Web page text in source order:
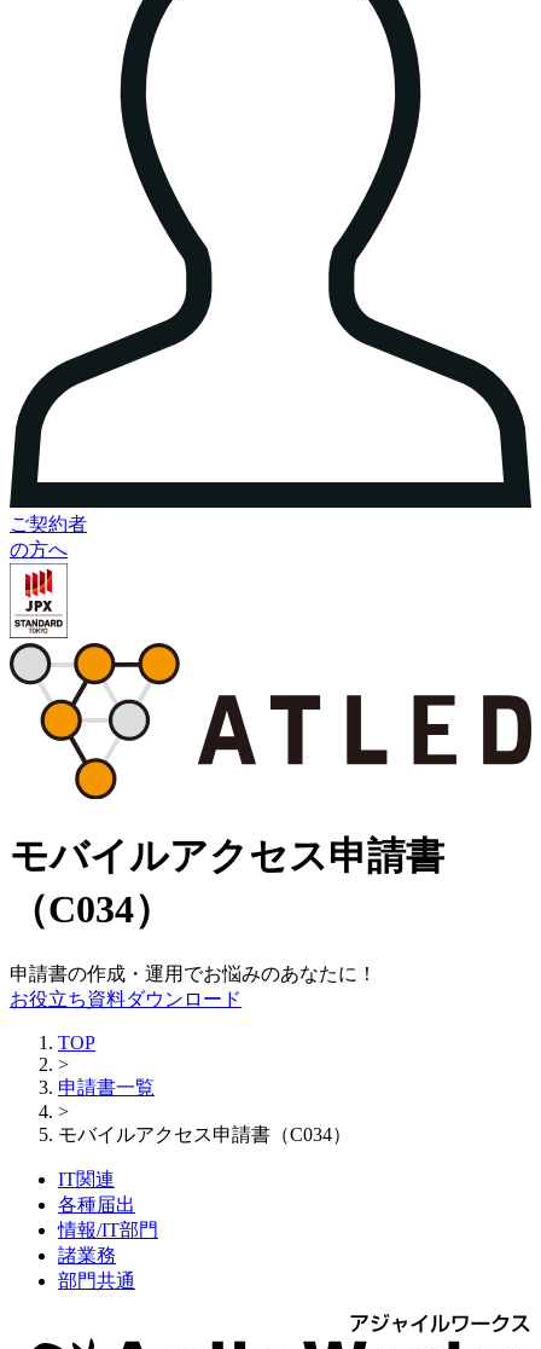
ご契約者
の方へ
モバイルアクセス申請書
（C034）
申請書の作成・運用でお悩みのあなたに！
お役立ち資料ダウンロード
TOP
>
申請書一覧
>
モバイルアクセス申請書（C034）
IT関連
各種届出
情報/IT部門
諸業務
部門共通